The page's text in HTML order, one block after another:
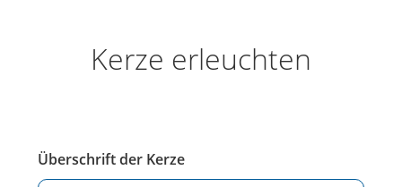
Kerze erleuchten
Überschrift der Kerze